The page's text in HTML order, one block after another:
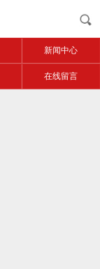
新闻中心
在线留言